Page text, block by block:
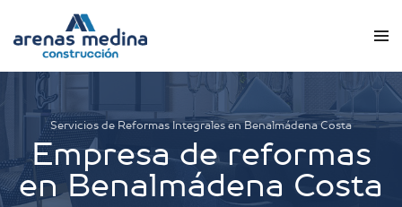
Servicios de Reformas Integrales en Benalmádena Costa
Empresa de reformas
en Benalmádena Costa